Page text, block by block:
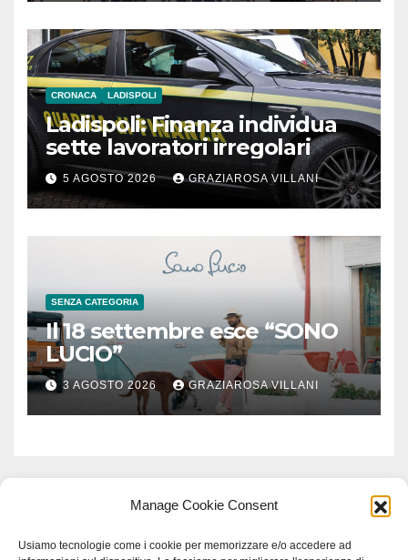
Manage Cookie Consent
Usiamo tecnologie come i cookie per memorizzare e/o accedere ad
CRONACA LADISPOLI
Ladispoli: Finanza individua
sette lavoratori irregolari
5 AGOSTO 2026 GRAZIAROSA VILLANI
SENZA CATEGORIA
Il 18 settembre esce “SONO
LUCIO”
3 AGOSTO 2026 GRAZIAROSA VILLANI